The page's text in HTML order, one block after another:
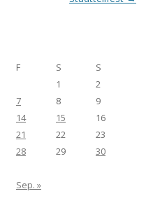
F S
S
1
2
7 8
9
14 15
16
21 22
23
28 29
30
Sep. »